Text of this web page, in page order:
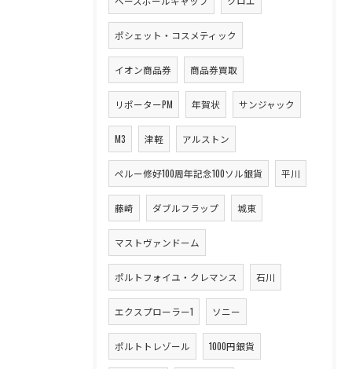
ポシェット・コスメティック
イオン商品券 商品券買取
リポーターPM 年賀状 サンジャック
M3 津軽 アルストン
ペルー修好100周年記念100ソル銀貨 平川
藤崎 ダブルフラップ 城東
マストヴァンドーム
ポルトフォイユ・クレマンス 石川
エクスプローラー1 ソニー
ポルトトレゾール 1000円銀貨